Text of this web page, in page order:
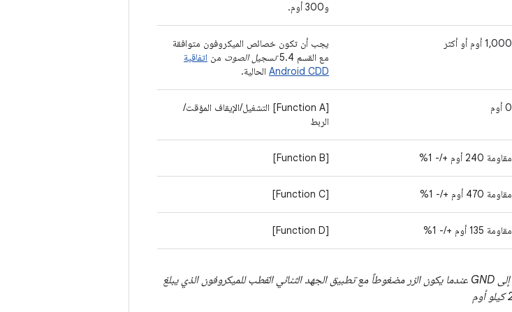
و300 أوم.
1,000 أوم أو أكثر
يجب أن تكون خصائص الميكروفون متوافقة
مع القسم 5.4
تسجيل الصوت من اتفاقية
Android CDD الحالية.
0 أوم
[Function A] التشغيل/الإيقاف المؤقت/
الربط
مقاومة 240 أوم +/- 1% [Function B]
مقاومة 470 أوم +/- 1% [Function C]
مقاومة 135 أوم +/- 1% [Function D]
*المعاوقة الإجمالية من طرف الميكروفون الموجب إلى GND عندما يكون الزر مضغوطاً مع تطبيق الجهد الثنائي القطب للميكروفون الذي يبلغ